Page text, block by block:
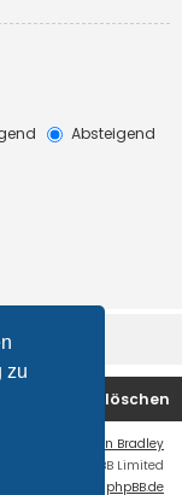
zu
Absteigend
Alle Cookies löschen
Ian Bradley
Software © phpBB Limited
durch phpBB.de